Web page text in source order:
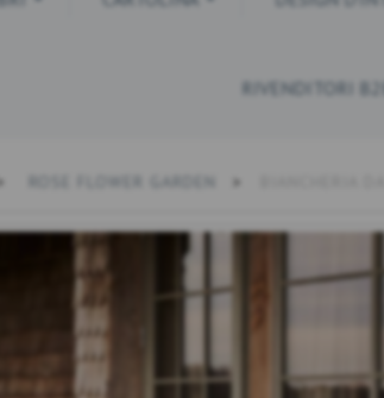
RIVENDITORI
ROSE FLOWER GARDEN